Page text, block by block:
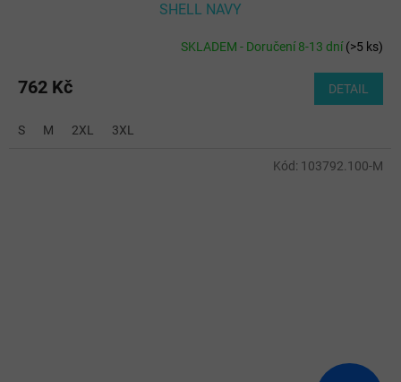
SHELL NAVY
SKLADEM - Doručení 8-13 dní(>5 ks)
762 Kč DETAIL
S M 2XL 3XL
Kód: 103792.100-M